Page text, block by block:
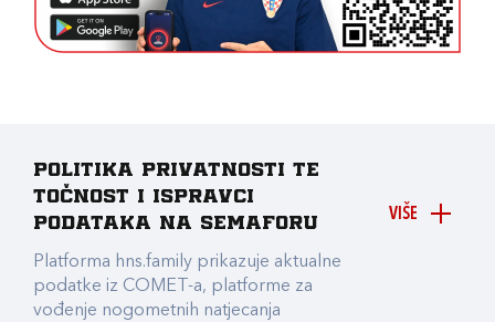
VIŠE
Politika privatnosti te
točnost i ispravci
podataka na Semaforu
Platforma hns.family prikazuje aktualne
podatke iz COMET-a, platforme za
vođenje nogometnih natjecanja